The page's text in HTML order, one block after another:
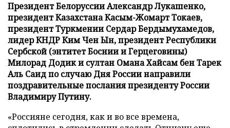
Президент Белоруссии Александр Лукашенко,
президент Казахстана Касым-Жомарт Токаев,
президент Туркмении Сердар Бердымухамедов,
лидер КНДР Ким Чен Ын, президент Республики
Сербской (энтитет Боснии и Герцеговины)
Милорад Додик и султан Омана Хайсам бен Тарек
Аль Саид по случаю Дня России направили
поздравительные послания президенту России
Владимиру Путину.
«Россияне сегодня, как и во все времена,